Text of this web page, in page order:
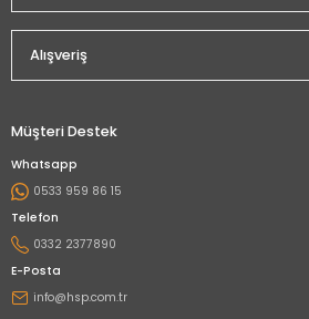
Alışveriş
Müşteri Destek
Whatsapp
0533 959 86 15
Telefon
0332 2377890
E-Posta
info@hsp.com.tr